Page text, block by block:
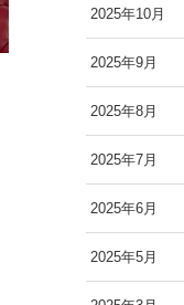
2025年10月
2025年9月
2025年8月
2025年7月
2025年6月
2025年5月